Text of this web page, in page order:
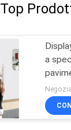
Top
a
per